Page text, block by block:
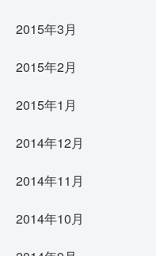
2015年3月
2015年2月
2015年1月
2014年12月
2014年11月
2014年10月